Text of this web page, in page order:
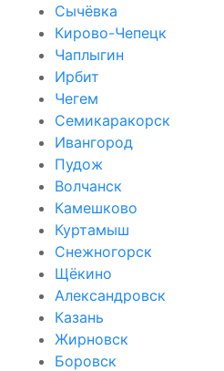
Сычёвка
Кирово-Чепецк
Чаплыгин
Ирбит
Чегем
Семикаракорск
Ивангород
Пудож
Волчанск
Камешково
Куртамыш
Снежногорск
Щёкино
Александровск
Казань
Жирновск
Боровск